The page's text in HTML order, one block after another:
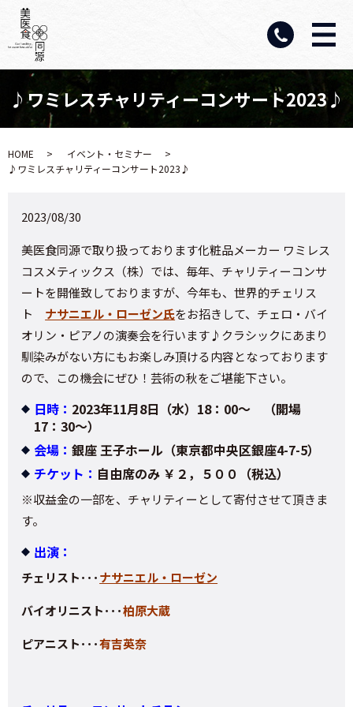
♪ワミレスチャリティーコンサート2023♪
HOME
イベント・セミナー
♪ワミレスチャリティーコンサート2023♪
2023/08/30
美医食同源で取り扱っております化粧品メーカー ワミレス
コスメティックス（株）では、毎年、チャリティーコンサ
ートを開催致しておりますが、今年も、世界的チェリス
ト ナサニエル・ローゼン氏をお招きして、チェロ・バイ
オリン・ピアノの演奏会を行います♪クラシックにあまり
馴染みがない方にもお楽しみ頂ける内容となっております
ので、この機会にぜひ！芸術の秋をご堪能下さい。
日時： 2023年11月8日（水）18：00～ （開場
17：30～）
会場：銀座 王子ホール（東京都中央区銀座4-7-5）
チケット： 自由席のみ ￥２，５００（税込）
※収益金の一部を、チャリティーとして寄付させて頂きま
す。
出演：
チェリスト･･･ナサニエル・ローゼン
バイオリニスト･･･柏原大蔵
ピアニスト･･･有吉英奈